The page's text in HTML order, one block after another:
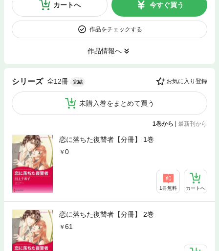
カートへ 今すぐ買う
作品をチェックする
作品情報へ
シリーズ 全12冊 完結 お気に入り登録
未購入巻をまとめて買う
1巻から 最新刊から
恋に落ちた復讐者【分冊】 1巻
0
1冊無料 カートへ
恋に落ちた復讐者【分冊】 2巻
61